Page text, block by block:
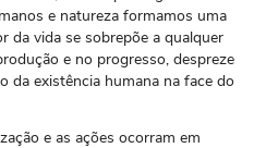
e natureza formamos uma
da vida se sobrepõe a qualquer
e no progresso, despreze
da existência humana na face do
e as ações ocorram em